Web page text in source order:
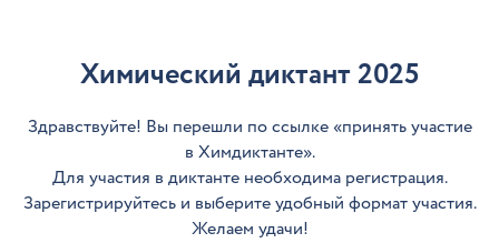
Химический диктант 2025
Здравствуйте! Вы перешли по ссылке «принять участие
в Химдиктанте».
Для участия в диктанте необходима регистрация.
Зарегистрируйтесь и выберите удобный формат участия.
Желаем удачи!